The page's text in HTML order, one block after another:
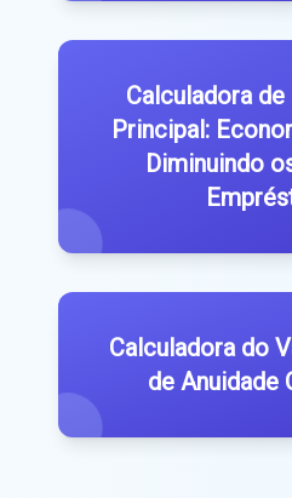
Calculadora
Principal:
Diminuindo
Calculadora do
de Anuidade